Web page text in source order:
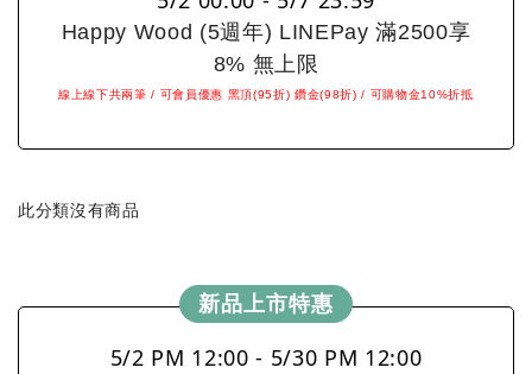
Happy Wood (5週年) LINEPay 滿2500享
8% 無上限
線上線下共兩筆 / 可會員優惠 黑頂(95折) 鑽金(98折) / 可購物金10%折抵
此分類沒有商品
新品上市特惠
5/2 PM 12:00 - 5/30 PM 12:00